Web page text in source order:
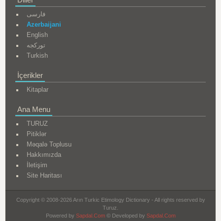
فارسی
Azerbaijani
English
تورکجه
Turkish
İçerikler
Kitaplar
Ana Menu
TURUZ
Pitiklər
Məqalə Toplusu
Hakkımızda
İletişim
Site Haritası
Copyright © 2008-2026 Arın Turkic Etimology Dictionary - All rights reserved by
Turuz.
Powered by Sapdal.Com© Developed by Sapdal.Com